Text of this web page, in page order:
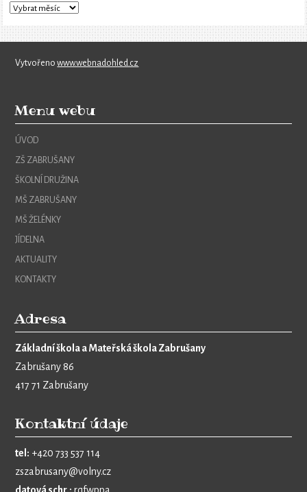
Vytvořenowww.webnadohled.cz
Menu webu
ÚVOD
ZŠ ZABRUŠANY
ŠKOLNÍ DRUŽINA
MŠ ZABRUŠANY
MŠ ŽELÉNKY
JÍDELNA
AKTUALITY
KONTAKTY
Adresa
Základní škola a Mateřská škola Zabrušany
Zabrušany 86
417 71 Zabrušany
Kontaktní údaje
tel: +420 733 537 114
zszabrusany@volny.cz